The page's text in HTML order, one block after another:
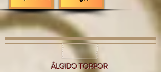
ÁLGIDO TORPOR